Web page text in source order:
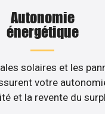
Autonomie
énergétique
solaires et les
votre
et la revente du